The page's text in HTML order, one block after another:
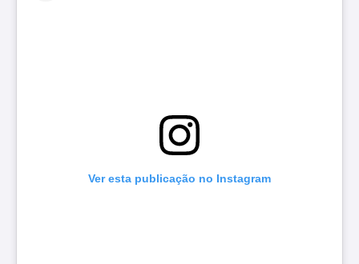
Ver esta publicação no Instagram